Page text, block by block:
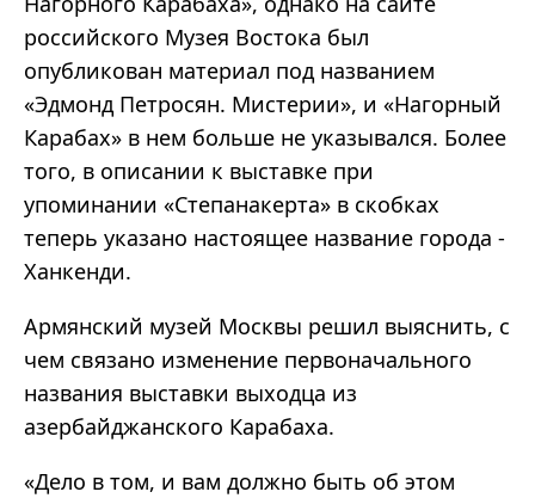
российского Музея Востока был
опубликован материал под названием
«Эдмонд Петросян. Мистерии», и «Нагорный
Карабах» в нем больше не указывался. Более
того, в описании к выставке при
упоминании «Степанакерта» в скобках
теперь указано настоящее название города -
Ханкенди.
Армянский музей Москвы решил выяснить, с
чем связано изменение первоначального
названия выставки выходца из
азербайджанского Карабаха.
«Дело в том, и вам должно быть об этом